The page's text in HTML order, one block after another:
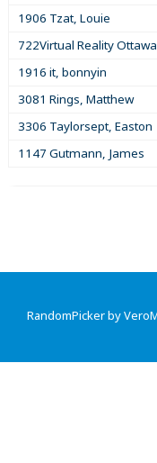
1906 Tzat, Louie
722Virtual Reality
1916 it, bonnyin
3081 Rings, Matthew
3306 Taylorsept, Easton
1147 Gutmann, James
RandomPicker by